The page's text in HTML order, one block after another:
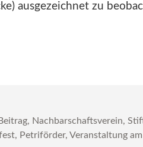
ausgezeichnet zu
Elbefest
Beitrag, Nachbarschaftsverein,
, Petriförder,Veranstaltung